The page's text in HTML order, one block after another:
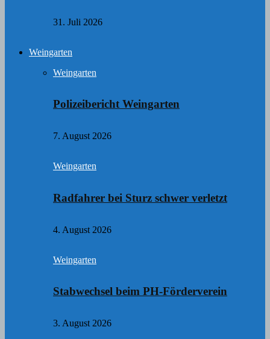
31. Juli 2026
Weingarten
Weingarten
Polizeibericht Weingarten
7. August 2026
Weingarten
Radfahrer bei Sturz schwer verletzt
4. August 2026
Weingarten
Stabwechsel beim PH-Förderverein
3. August 2026